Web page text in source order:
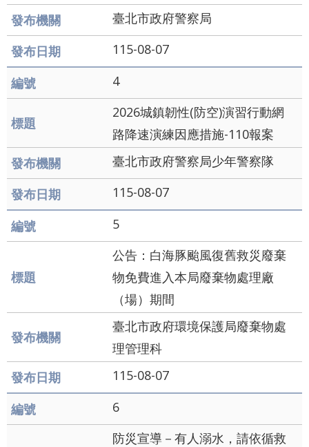
問
答
台
北
通
府
網
站
資
料
宣
告
隱
私
權
及
臺北市政府警察局
115-08-07
4
2026城鎮韌性(防空)演習行動網
路降速演練因應措施-110報案
臺北市政府警察局少年警察隊
115-08-07
5
公告：白海豚颱風復舊救災廢棄
物免費進入本局廢棄物處理廠
（場）期間
臺北市政府環境保護局廢棄物處
理管理科
115-08-07
6
防災宣導－有人溺水，請依循救